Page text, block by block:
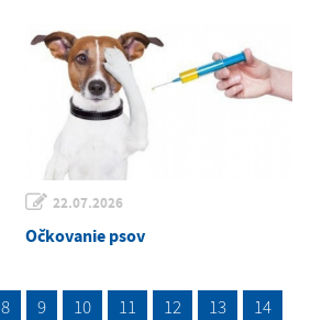
22.07.2026
Očkovanie psov
8 9 10 11 12 13
14